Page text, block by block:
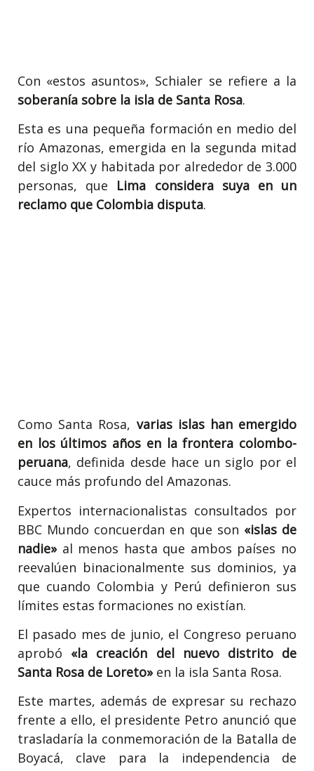
Con «estos asuntos», Schialer se refiere a la
soberanía sobre la isla de Santa Rosa.
Esta es una pequeña formación en medio del
río Amazonas, emergida en la segunda mitad
del siglo XX y habitada por alrededor de 3.000
personas, que Lima considera suya en un
reclamo que Colombia disputa.
Como Santa Rosa, varias islas han emergido
en los últimos años en la frontera colombo-
peruana, definida desde hace un siglo por el
cauce más profundo del Amazonas.
Expertos internacionalistas consultados por
BBC Mundo concuerdan en que son «islas de
nadie»al menos hasta que ambos países no
reevalúen binacionalmente sus dominios, ya
que cuando Colombia y Perú definieron sus
límites estas formaciones no existían.
El pasado mes de junio, el Congreso peruano
aprobó «la creación del nuevo distrito de
Santa Rosa de Loreto»en la isla Santa Rosa.
Este martes, además de expresar su rechazo
frente a ello, el presidente Petro anunció que
trasladaría la conmemoración de la Batalla de
Boyacá, clave para la independencia de